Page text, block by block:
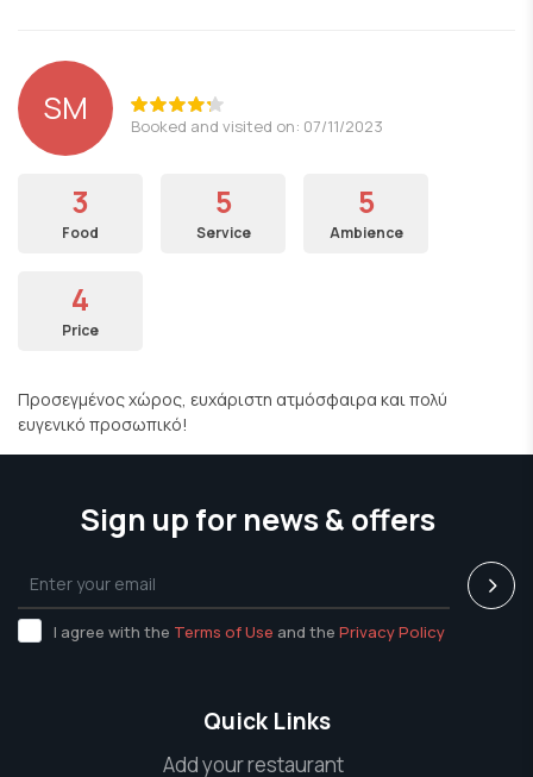
SM Booked and visited on: 07/11/2023
3
Food
5
Service
5
Ambience
4
Price
Προσεγμένος χώρος, ευχάριστη ατμόσφαιρα και πολύ
ευγενικό προσωπικό!
Sign up for news & offers
I agree with the Terms of Use and the Privacy Policy
Quick Links
Add your restaurant